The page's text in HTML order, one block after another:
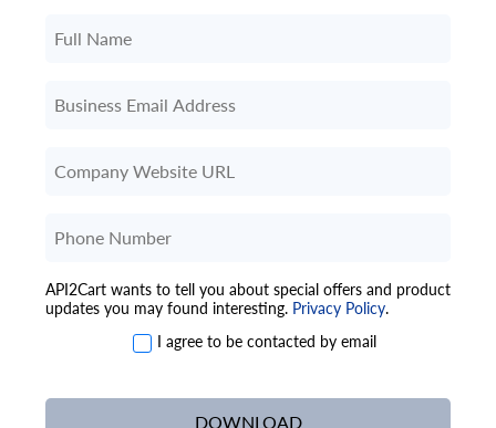
API2Cart wants to tell you about special offers and product
updates you may found interesting. Privacy Policy.
I agree to be contacted by email